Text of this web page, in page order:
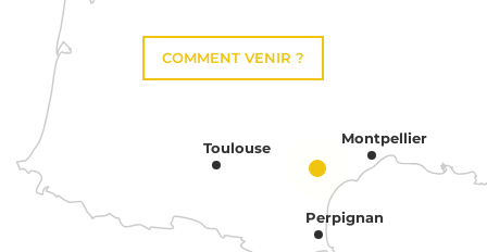
COMMENT VENIR ?
Toulouse
Montpellier
Perpignan